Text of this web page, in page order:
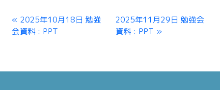
2025年10月18日 勉強
会資料 : PPT
2025年11月29日 勉強会
資料 : PPT